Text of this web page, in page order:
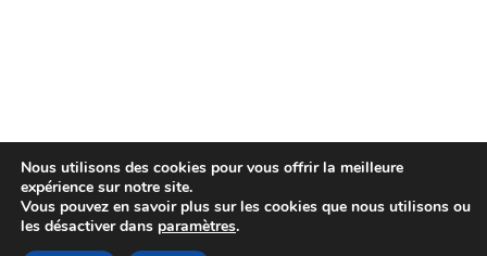
Nous utilisons des cookies pour vous offrir la meilleure
expérience sur notre site.
Vous pouvez en savoir plus sur les cookies que nous utilisons ou
les désactiver dans paramètres.